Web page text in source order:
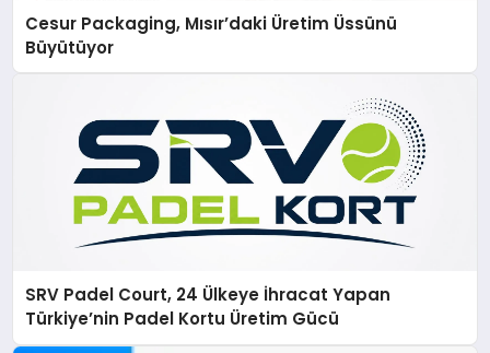
Cesur Packaging, Mısır’daki Üretim Üssünü
Büyütüyor
SRV Padel Court, 24 Ülkeye İhracat Yapan
Türkiye’nin Padel Kortu Üretim Gücü